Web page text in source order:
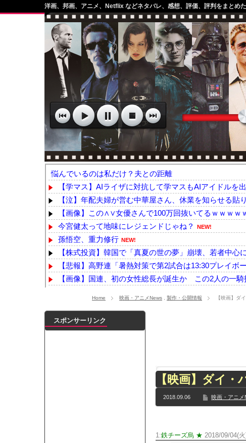
洋画、邦画、アニメ、Netflix などネタバレ、感想、評価、評判をまとめ
悩んでいるのは私だけ？夫との距離
【学マス】AIライザに対抗して学マスもAIアイドルを
【泣】年配夫婦が営む中華屋さん、休業を知らせる貼
【画像】この∧∨女優さんで100万回抜いてるｗｗｗｗ
今宮健太って地味にレジェンドじゃね？ NEW!
孫悟空、重力修行 NEW!
【株式投資】韓国で「真夏の世の夢」崩壊、若者中心
【悲報】高野連「暑熱対策で第2試合は13:30プレイボー
【画像】国連、初の女性総長が誕生か この2人の一騎
【VTuber】千羽師匠、Grokに自分の気持ち悪いツイー
【画像】佐倉綾音(32)、自分のシコポイントに気がつく
【乃木坂】水谷豊の息子、三山凌輝がW不倫‼共演し
【TWICE】サナが佐藤健とダブル主演の映画で演技に
【速報】石破首相 大敗の責任「両院議員総会での意見
メイドの格好してるちょちょたんの破壊力が半端ない
Home 映画・アニメNews 製作・公開情報 【映画】ダ
【映画】ダイ
2018.09.06 映画・アニメ
1:鉄チーズ烏 ★ 2018/09/04(
スポンサーリンク